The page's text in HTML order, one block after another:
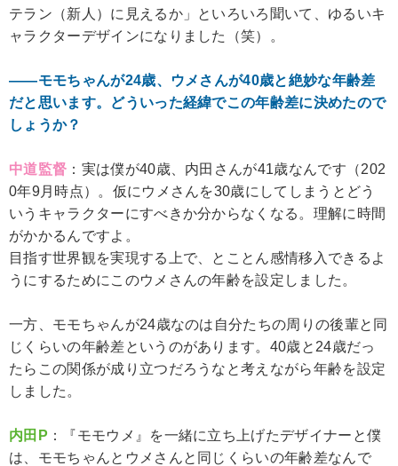
テラン（新人）に見えるか」といろいろ聞いて、ゆるいキ
ャラクターデザインになりました（笑）。
――モモちゃんが24歳、ウメさんが40歳と絶妙な年齢差
だと思います。どういった経緯でこの年齢差に決めたので
しょうか？
中道監督 ：実は僕が40歳、内田さんが41歳なんです（202
0年9月時点）。仮にウメさんを30歳にしてしまうとどう
いうキャラクターにすべきか分からなくなる。理解に時間
がかかるんですよ。
目指す世界観を実現する上で、とことん感情移入できるよ
うにするためにこのウメさんの年齢を設定しました。
一方、モモちゃんが24歳なのは自分たちの周りの後輩と同
じくらいの年齢差というのがあります。40歳と24歳だっ
たらこの関係が成り立つだろうなと考えながら年齢を設定
しました。
内田P ：『モモウメ』を一緒に立ち上げたデザイナーと僕
は、モモちゃんとウメさんと同じくらいの年齢差なんで